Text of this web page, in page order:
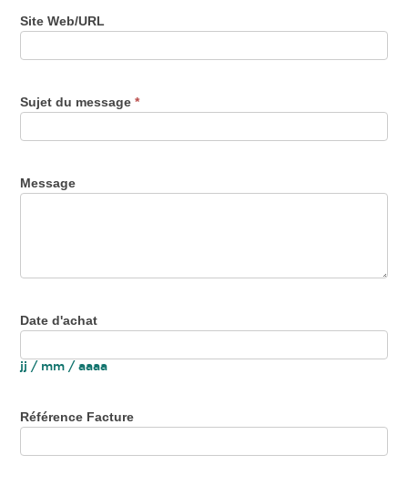
Site Web/URL
Sujet du message*
Message
Date d'achat
jj / mm / aaaa
Référence Facture